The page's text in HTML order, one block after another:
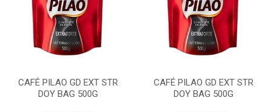
CAFÉ PILAO GD EXT STR
DOY BAG 500G
CAFÉ PILAO GD EXT STR
DOY BAG 500G